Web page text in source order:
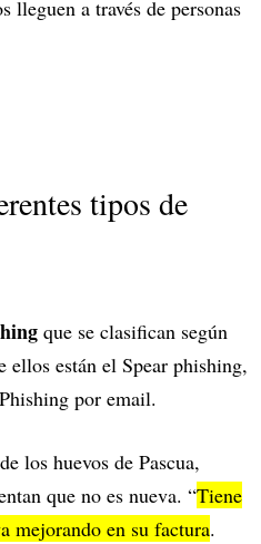
lleguen a través de personas
tipos de
que se clasifican según
ellos están el Spear phishing,
por email.
los huevos de Pascua,
que no es nueva. “Tiene
mejorando en su factura.